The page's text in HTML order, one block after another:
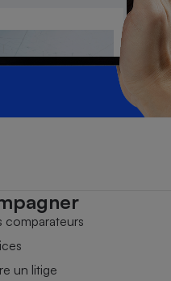
comparateurs
un litige